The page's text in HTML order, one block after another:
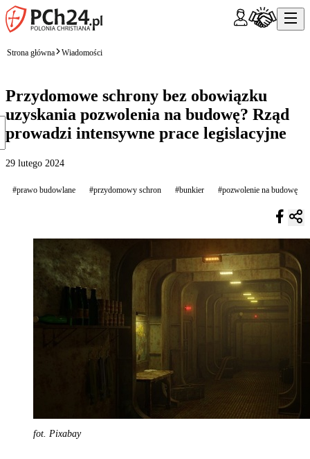
Strona główna Wiadomości
Przydomowe schrony bez obowiązku
uzyskania pozwolenia na budowę? Rząd
prowadzi intensywne prace legislacyjne
29 lutego 2024
#prawo budowlane #przydomowy schron #bunkier #pozwolenie na budowę
fot. Pixabay